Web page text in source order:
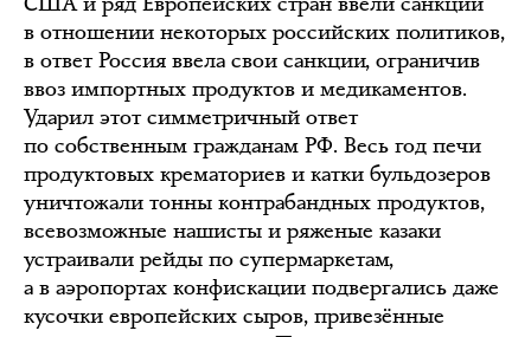
в отношении некоторых российских политиков,
в ответ Россия ввела свои санкции, ограничив
ввоз импортных продуктов и медикаментов.
Ударил этот симметричный ответ
по собственным гражданам РФ. Весь год печи
продуктовых крематориев и катки бульдозеров
уничтожали тонны контрабандных продуктов,
всевозможные нашисты и ряженые казаки
устраивали рейды по супермаркетам,
а в аэропортах конфискации подвергались даже
кусочки европейских сыров, привезённые